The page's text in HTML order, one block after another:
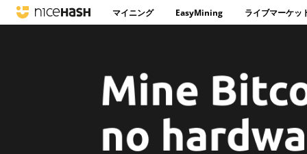
マイニング EasyMining ライブマーケッ